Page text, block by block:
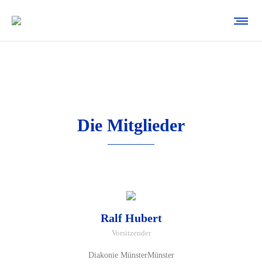
Die Mitglieder
Ralf Hubert
Vorsitzender
Diakonie MünsterMünster